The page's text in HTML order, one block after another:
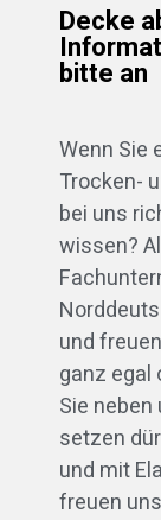
Decke
bitte an
Wenn Sie
Trocken-
bei uns
wissen?
und
ganz egal
Sie
setzen
und mit
freuen